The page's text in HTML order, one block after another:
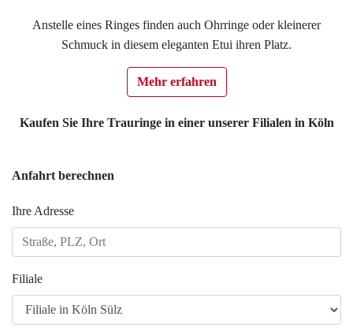
Anstelle eines Ringes finden auch Ohrringe oder kleinerer
Schmuck in diesem eleganten Etui ihren Platz.
Mehr erfahren
Kaufen Sie Ihre Trauringe in einer unserer Filialen in Köln
Anfahrt berechnen
Ihre Adresse
Filiale